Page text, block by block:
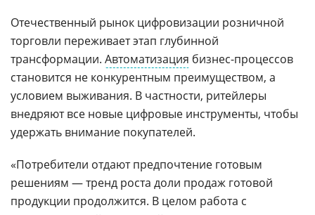
Отечественный рынок цифровизации розничной
торговли переживает этап глубинной
трансформации. Автоматизация бизнес-процессов
становится не конкурентным преимуществом, а
условием выживания. В частности, ритейлеры
внедряют все новые цифровые инструменты, чтобы
удержать внимание покупателей.
«Потребители отдают предпочтение готовым
решениям — тренд роста доли продаж готовой
продукции продолжится. В целом работа с